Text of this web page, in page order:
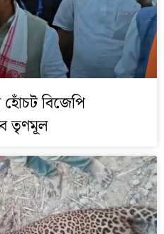
বিজেপি
তৃণমূল